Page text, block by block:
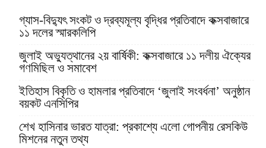
গ্যাস-বিদ্যুৎ সংকট ও দ্রব্যমূল্য বৃদ্ধির প্রতিবাদে কক্সবাজারে
১১ দলের স্মারকলিপি
জুলাই অভ্যুত্থানের ২য় বার্ষিকী: কক্সবাজারে ১১ দলীয় ঐক্যের
গণমিছিল ও সমাবেশ
ইতিহাস বিকৃতি ও হামলার প্রতিবাদে ‘জুলাই সংবর্ধনা’ অনুষ্ঠান
বয়কট এনসিপির
শেখ হাসিনার ভারত যাত্রা: প্রকাশ্যে এলো গোপনীয় রেসকিউ
মিশনের নতুন তথ্য